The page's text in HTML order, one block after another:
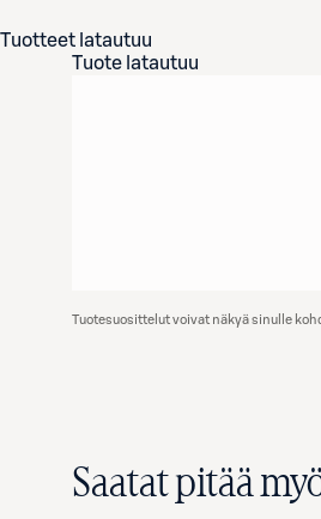
Tuotteet latautuu
Tuote latautuu
Tuotesuosittelut voivat näkyä sinulle
Saatat pitää